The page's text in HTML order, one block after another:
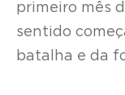
primeiro mês
sentido
batalha e da